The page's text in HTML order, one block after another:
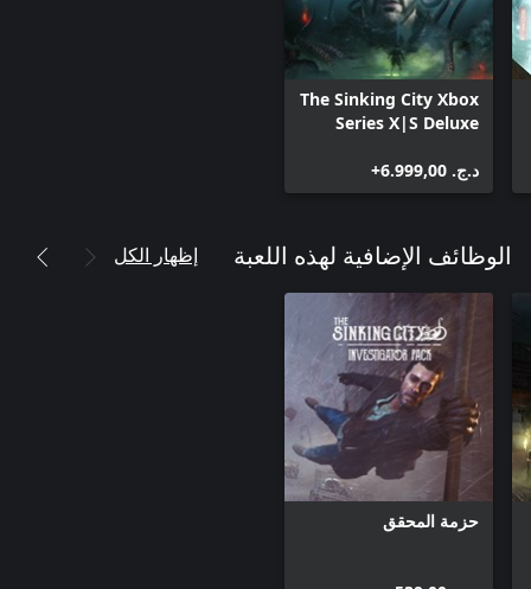
The Sinking City Xbox
Series X|S Deluxe
د.ج.‏ 6.999,00+
الوظائف الإضافية لهذه اللعبة إظهار الكل
حزمة المحقق